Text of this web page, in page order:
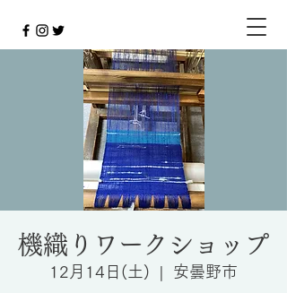
機織りワークショップ
12月14日(土)
  |
安曇野市